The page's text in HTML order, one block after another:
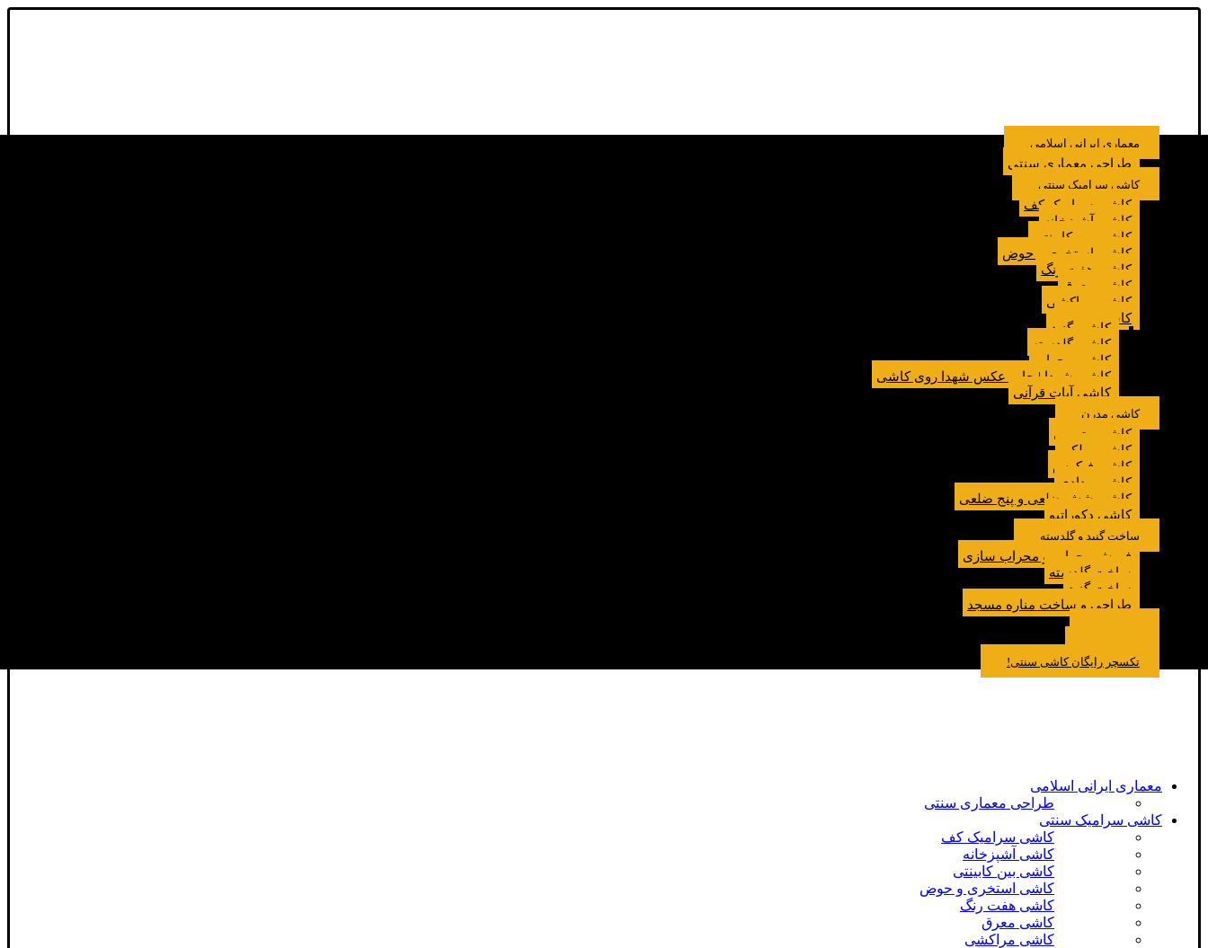
معماری ایرانی اسلامی
طراحی معماری سنتی
کاشی سرامیک سنتی
کاشی سرامیک کف
کاشی آشپزخانه
کاشی بین کابینتی
کاشی استخری و حوض
کاشی هفت رنگ
کاشی معرق
کاشی مراکشی
کاشی مسجد
کاشی گنبد
کاشی گلدسته
کاشی محراب
کاشی شهدا | چاپ عکس شهدا روی کاشی
کاشی آیات قرآنی
کاشی مدرن
کاشی مترویی
کاشی پولکی
کاشی فیکوس
کاشی مدادی
کاشی شش ضلعی و پنج ضلعی
کاشی دکوراتیو
ساخت گنبد و گلدسته
فروش محراب و محراب سازی
ساخت گلدسته
ساخت گنبد
طراحی و ساخت مناره مسجد
تکسچر رایگان کاشی سنتی!
معماری ایرانی اسلامی
طراحی معماری سنتی
کاشی سرامیک سنتی
کاشی سرامیک کف
کاشی آشپزخانه
کاشی بین کابینتی
کاشی استخری و حوض
کاشی هفت رنگ
کاشی معرق
کاشی مراکشی